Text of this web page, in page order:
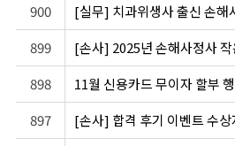
900
[실무] 치과위생사 출신 손
899
[손사] 2025년 손해사정사
898
11월 신용카드 무이자 할부
897
[손사] 합격 후기 이벤트 수상